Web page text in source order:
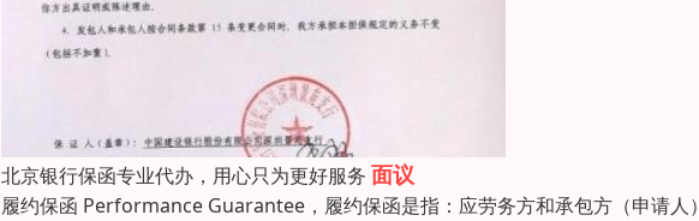
北京银行保函专业代办，用心只为更好服务 面议
履约保函 Performance Guarantee，履约保函是指：应劳务方和承包方（申请